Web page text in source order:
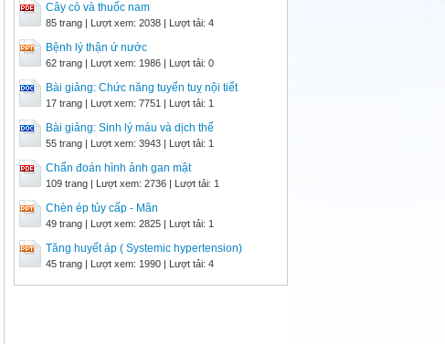
Cây cỏ và thuốc nam
85 trang | Lượt xem: 2038 | Lượt tải: 4
Bệnh lý thận ứ nước
62 trang | Lượt xem: 1986 | Lượt tải: 0
Bài giảng: Chức năng tuyến tuỵ nội tiết
17 trang | Lượt xem: 7751 | Lượt tải: 1
Bài giảng: Sinh lý máu và dịch thể
55 trang | Lượt xem: 3943 | Lượt tải: 1
Chẩn đoán hình ảnh gan mật
109 trang | Lượt xem: 2736 | Lượt tải: 1
Chèn ép tủy cấp - Mãn
49 trang | Lượt xem: 2825 | Lượt tải: 1
Tăng huyết áp ( Systemic hypertension)
45 trang | Lượt xem: 1990 | Lượt tải: 4